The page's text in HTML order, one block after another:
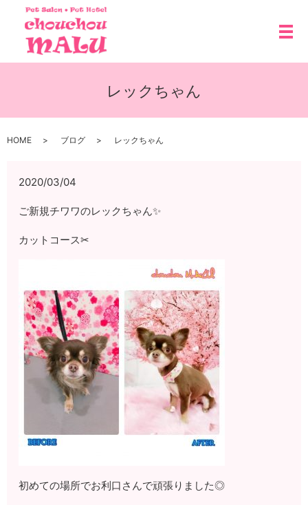
メ
レックちゃん
HOME ブログ レックちゃん
2020/03/04
ご新規チワワのレックちゃん✨
カットコース✂
初めての場所でお利口さんで頑張りました◎